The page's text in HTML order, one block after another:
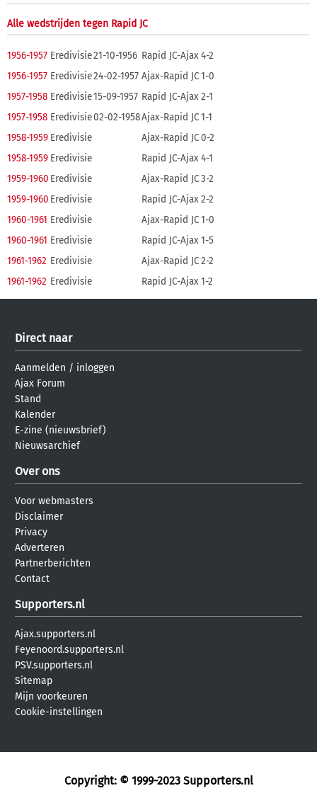
Alle wedstrijden tegen Rapid JC
1956-1957 Eredivisie21-10-1956 Rapid JC-Ajax4-2
1956-1957 Eredivisie24-02-1957 Ajax-Rapid JC1-0
1957-1958 Eredivisie15-09-1957 Rapid JC-Ajax2-1
1957-1958 Eredivisie02-02-1958Ajax-Rapid JC1-1
1958-1959 Eredivisie Ajax-Rapid JC0-2
1958-1959 Eredivisie Rapid JC-Ajax4-1
1959-1960 Eredivisie Ajax-Rapid JC3-2
1959-1960 Eredivisie Rapid JC-Ajax2-2
1960-1961 Eredivisie Ajax-Rapid JC1-0
1960-1961 Eredivisie Rapid JC-Ajax1-5
1961-1962 Eredivisie Ajax-Rapid JC2-2
1961-1962 Eredivisie Rapid JC-Ajax1-2
Direct naar
Aanmelden / inloggen
Ajax Forum
Stand
Kalender
E-zine (nieuwsbrief)
Nieuwsarchief
Over ons
Voor webmasters
Disclaimer
Privacy
Adverteren
Partnerberichten
Contact
Supporters.nl
Ajax.supporters.nl
Feyenoord.supporters.nl
PSV.supporters.nl
Sitemap
Mijn voorkeuren
Cookie-instellingen
Copyright: © 1999-2023 Supporters.nl